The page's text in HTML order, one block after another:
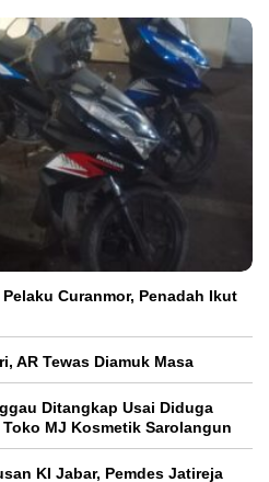
Curanmor, Penadah Ikut
AR Tewas Diamuk Masa
Ditangkap Usai Diduga
MJ Kosmetik Sarolangun
KI Jabar, Pemdes Jatireja